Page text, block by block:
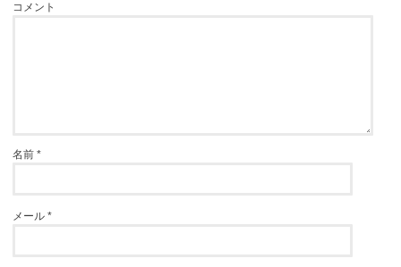
コメント
名前*
メール*